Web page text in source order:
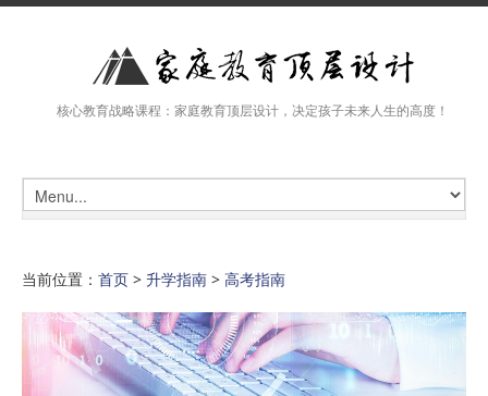
核心教育战略课程：家庭教育顶层设计，决定孩子未来人生的高度！
当前位置： 首页 > 升学指南 > 高考指南